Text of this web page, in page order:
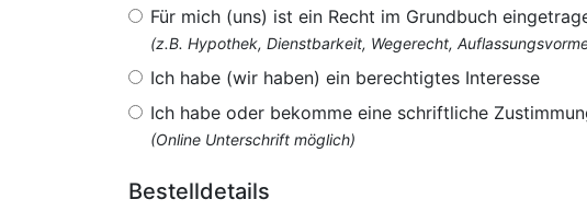
Für mich (uns) ist ein Recht im Grundbuch
(z.B. Hypothek, Dienstbarkeit, Wegerecht,
Ich habe (wir haben) ein berechtigtes Interesse
Ich habe oder bekomme eine schriftliche
(Online Unterschrift möglich)
Bestelldetails